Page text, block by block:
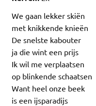
We gaan lekker skiën
met knikkende knieën
De snelste kabouter
ja die wint een prijs
Ik wil me verplaatsen
op blinkende schaatsen
Want heel onze beek
is een ijsparadijs